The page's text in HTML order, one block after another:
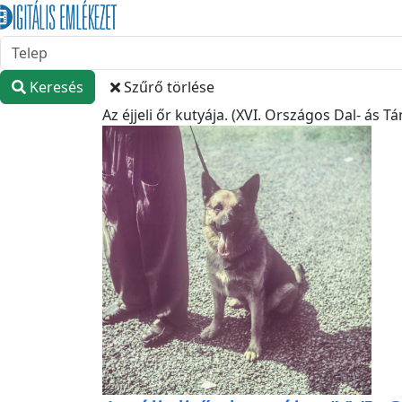
Keresés
Szűrő törlése
Az éjjeli őr kutyája. (XVI. Országos Dal- ás